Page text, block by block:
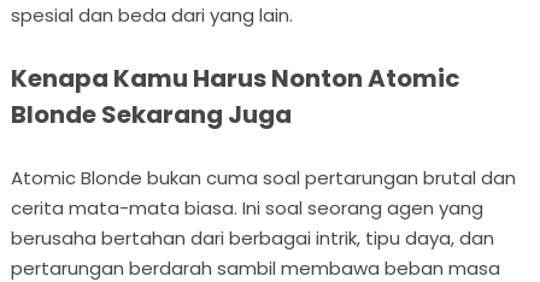
spesial dan beda dari yang lain.
Kenapa Kamu Harus Nonton Atomic
Blonde Sekarang Juga
Atomic Blonde bukan cuma soal pertarungan brutal dan
cerita mata-mata biasa. Ini soal seorang agen yang
berusaha bertahan dari berbagai intrik, tipu daya, dan
pertarungan berdarah sambil membawa beban masa